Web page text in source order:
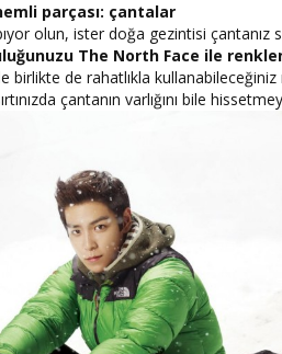
parçası: çantalar
olun, ister doğa gezintisi çantanız
The North Face ile
birlikte de rahatlıkla
çantanın varlığını bile